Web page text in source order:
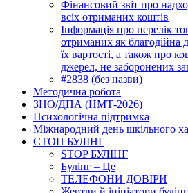
Фінансовий звіт про
всіх отриманих коштів
Інформація про перелік
отриманих як благодійна
їх вартості, а також про
джерел, не заборонених
#2838 (без назви)
Методична робота
ЗНО/ДПА (НМТ-2026)
Психологічна підтримка
Міжнародний день шкільного
СТОП БУЛІНГ
STOP БУЛІНГ
Булінг – Це
ТЕЛЕФОНИ ДОВІРИ